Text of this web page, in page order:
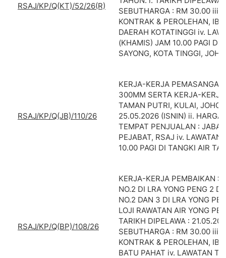
RSAJ/KP/Q(KT)/52/26(R)
SEBUTHARGA : RM 30.00 iii.
KONTRAK & PEROLEHAN,
DAERAH KOTATINGGI iv.
(KHAMIS) JAM 10.00 PAGI DI
SAYONG, KOTA TINGGI,
RSAJ/KP/Q(JB)/110/26
KERJA-KERJA
300MM SERTA KERJA-
TAMAN PUTRI, KULAI,
25.05.2026 (ISNIN) ii.
TEMPAT PENJUALAN :
PEJABAT, RSAJ iv.
10.00 PAGI DI TANGKI AIR
RSAJ/KP/Q(BP)/108/26
KERJA-KERJA PEMBAIKAN
NO.2 DI LRA YONG PENG 2
NO.2 DAN 3 DI LRA YONG
LOJI RAWATAN AIR YONG
TARIKH DIPELAWA :
SEBUTHARGA : RM 30.00 iii.
KONTRAK & PEROLEHAN,
BATU PAHAT iv. LAWATAN